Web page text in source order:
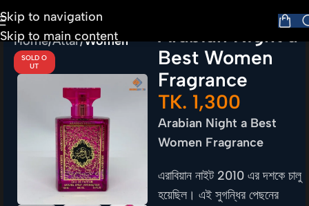
Skip to navigation
Skip to main content
Home Attar Women
SOLD O
UT
Arabian Night a
Best Women
Fragrance
TK. 1,300
Arabian Night a Best
Women Fragrance
এরাবিয়ান নাইট 2010 এর দশকে চালু
হয়েছিল। এই সুগন্ধির পেছনের